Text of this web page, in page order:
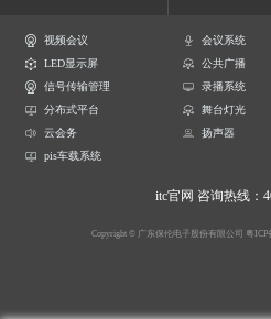
视频会议 会议系统
LED显示屏
公共广播
信号传输管理
录播系统
分布式平台
舞台灯光
云会务
扬声器
pis车载系统
itc官网 咨询热线：
Copyright © 广东保伦电子股份有限公司 粤ICP